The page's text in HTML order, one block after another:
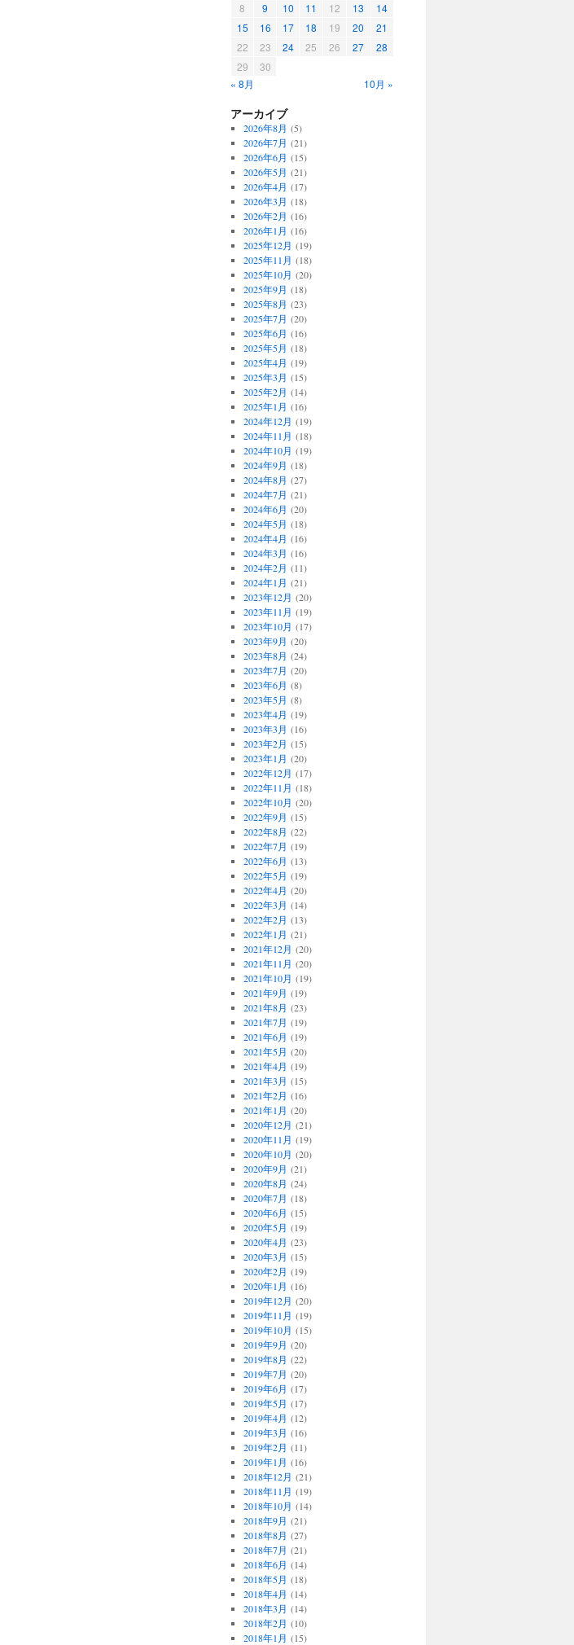
8
9 10 11 12 13
14
15
16 17 18 19 20
21
22
23 24 25 26 27
28
29
30
« 8月
10月 »
アーカイブ
2026年8月 (5)
2026年7月 (21)
2026年6月 (15)
2026年5月 (21)
2026年4月 (17)
2026年3月 (18)
2026年2月 (16)
2026年1月 (16)
2025年12月 (19)
2025年11月 (18)
2025年10月 (20)
2025年9月 (18)
2025年8月 (23)
2025年7月 (20)
2025年6月 (16)
2025年5月 (18)
2025年4月 (19)
2025年3月 (15)
2025年2月 (14)
2025年1月 (16)
2024年12月 (19)
2024年11月 (18)
2024年10月 (19)
2024年9月 (18)
2024年8月 (27)
2024年7月 (21)
2024年6月 (20)
2024年5月 (18)
2024年4月 (16)
2024年3月 (16)
2024年2月 (11)
2024年1月 (21)
2023年12月 (20)
2023年11月 (19)
2023年10月 (17)
2023年9月 (20)
2023年8月 (24)
2023年7月 (20)
2023年6月 (8)
2023年5月 (8)
2023年4月 (19)
2023年3月 (16)
2023年2月 (15)
2023年1月 (20)
2022年12月 (17)
2022年11月 (18)
2022年10月 (20)
2022年9月 (15)
2022年8月 (22)
2022年7月 (19)
2022年6月 (13)
2022年5月 (19)
2022年4月 (20)
2022年3月 (14)
2022年2月 (13)
2022年1月 (21)
2021年12月 (20)
2021年11月 (20)
2021年10月 (19)
2021年9月 (19)
2021年8月 (23)
2021年7月 (19)
2021年6月 (19)
2021年5月 (20)
2021年4月 (19)
2021年3月 (15)
2021年2月 (16)
2021年1月 (20)
2020年12月 (21)
2020年11月 (19)
2020年10月 (20)
2020年9月 (21)
2020年8月 (24)
2020年7月 (18)
2020年6月 (15)
2020年5月 (19)
2020年4月 (23)
2020年3月 (15)
2020年2月 (19)
2020年1月 (16)
2019年12月 (20)
2019年11月 (19)
2019年10月 (15)
2019年9月 (20)
2019年8月 (22)
2019年7月 (20)
2019年6月 (17)
2019年5月 (17)
2019年4月 (12)
2019年3月 (16)
2019年2月 (11)
2019年1月 (16)
2018年12月 (21)
2018年11月 (19)
2018年10月 (14)
2018年9月 (21)
2018年8月 (27)
2018年7月 (21)
2018年6月 (14)
2018年5月 (18)
2018年4月 (14)
2018年3月 (14)
2018年2月 (10)
2018年1月 (15)